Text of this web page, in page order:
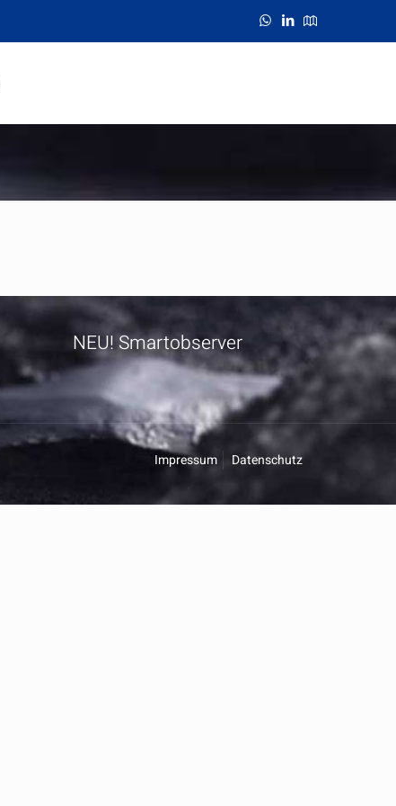
NEU! Smartobserver
Impressum Datenschutz